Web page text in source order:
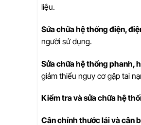
liệu.
Sửa chữa hệ thống điện,
người sử dụng.
Sửa chữa hệ thống phanh,
giảm thiểu nguy cơ gặp tai
Kiểm tra và sửa chữa hệ
Cân chỉnh thước lái và cân